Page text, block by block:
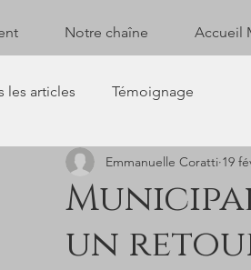
Notre chaîne Accueil
les articles Témoignage
un
Emmanuelle Coratti 19